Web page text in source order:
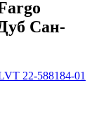
Сан-